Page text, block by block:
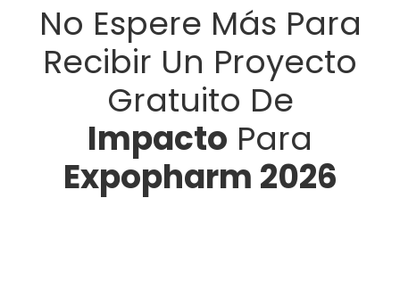
No Espere Más Para
Recibir Un Proyecto
Gratuito De
Impacto Para
Expopharm 2026